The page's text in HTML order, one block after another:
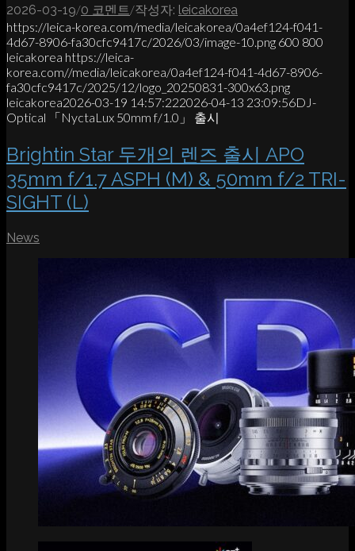
2026-03-19/0 코멘트 /작성자: leicakorea
https://leica-korea.com/media/leicakorea/0a4ef124-f041-
4d67-8906-fa30cfc9417c/2026/03/image-10.png 600 800
leicakorea https://leica-
korea.com//media/leicakorea/0a4ef124-f041-4d67-8906-
fa30cfc9417c/2025/12/logo_20250831-300x63.png
leicakorea2026-03-19 14:57:222026-04-13 23:09:56DJ-
Optical 「NyctaLux 50mm f/1.0」 출시
Brightin Star 두개의 렌즈 출시 APO
35mm f/1.7 ASPH (M) & 50mm f/2 TRI-
SIGHT (L)
News